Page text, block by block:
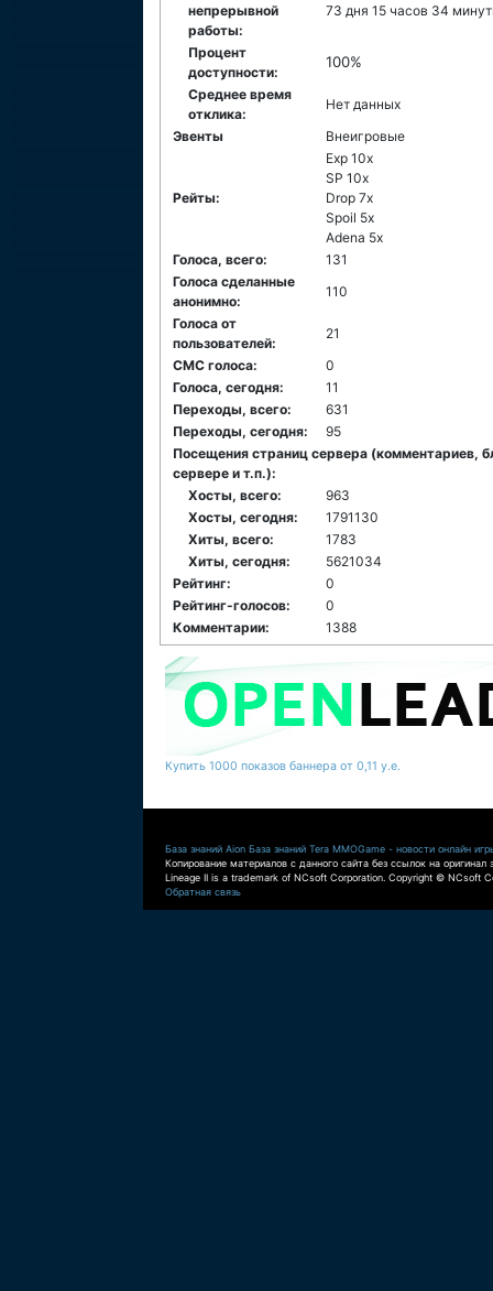
непрерывной
работы:
73 дня 15 часов 34
Процент
доступности:
100%
Среднее время
отклика:
Нет данных
Эвенты
Внеигровые
Рейты:
Exp 10x
SP 10x
Drop 7x
Spoil 5x
Adena 5x
Голоса, всего:
131
Голоса сделанные
анонимно:
110
Голоса от
пользователей:
21
СМС голоса:
0
Голоса, сегодня:
11
Переходы, всего:
631
Переходы, сегодня:
95
Посещения страниц сервера (комментариев,
сервере и т.п.):
Хосты, всего:
963
Хосты, сегодня:
1791130
Хиты, всего:
1783
Хиты, сегодня:
5621034
Рейтинг:
0
Рейтинг-голосов:
0
Комментарии:
1388
Купить 1000 показов баннера от 0,11 у.е.
База знаний Aion База знаний Tera MMOGame - новости онлайн
Копирование материалов с данного сайта без ссылок на оригинал
Lineage II is a trademark of NCsoft Corporation. Copyright © NCsoft
Обратная связь